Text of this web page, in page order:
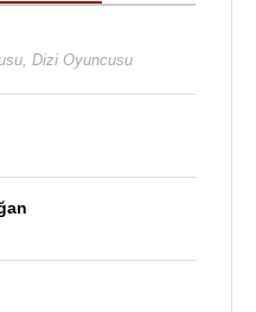
Dizi Oyuncusu